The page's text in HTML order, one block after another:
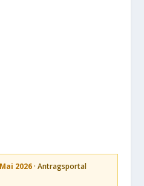
2026· Antragsportal